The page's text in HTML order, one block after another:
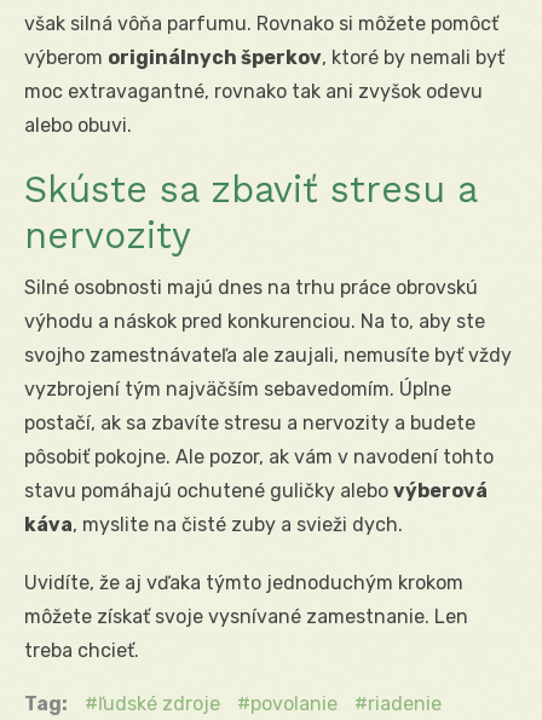
však silná vôňa parfumu. Rovnako si môžete pomôcť
výberom originálnych šperkov, ktoré by nemali byť
moc extravagantné, rovnako tak ani zvyšok odevu
alebo obuvi.
Skúste sa zbaviť stresu a
nervozity
Silné osobnosti majú dnes na trhu práce obrovskú
výhodu a náskok pred konkurenciou. Na to, aby ste
svojho zamestnávateľa ale zaujali, nemusíte byť vždy
vyzbrojení tým najväčším sebavedomím. Úplne
postačí, ak sa zbavíte stresu a nervozity a budete
pôsobiť pokojne. Ale pozor, ak vám v navodení tohto
stavu pomáhajú ochutené guličky alebo výberová
káva, myslite na čisté zuby a svieži dych.
Uvidíte, že aj vďaka týmto jednoduchým krokom
môžete získať svoje vysnívané zamestnanie. Len
treba chcieť.
Tag: ľudské zdroje povolanie
riadenie